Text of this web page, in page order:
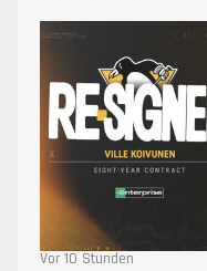
Vor 10 Stunden